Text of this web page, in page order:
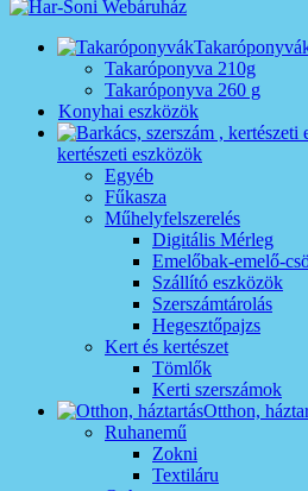
Takaróponyva 210g
Takaróponyva 260 g
Konyhai eszközök
kertészeti eszközök
Egyéb
Fűkasza
Műhelyfelszerelés
Digitális Mérleg
Emelőbak-emelő-
Szállító eszközök
Szerszámtárolás
Hegesztőpajzs
Kert és kertészet
Tömlők
Kerti szerszámok
Otthon,
Ruhanemű
Zokni
Textiláru